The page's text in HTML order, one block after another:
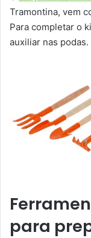
Tramontina, vem
Para completar o
auxiliar nas podas.
para